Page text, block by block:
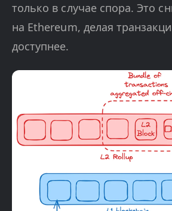
только в случае спора. Это
на Ethereum, делая
доступнее.